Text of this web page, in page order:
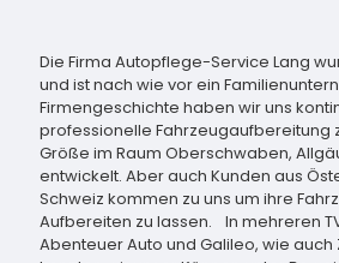
Die Firma Autopflege-Service Lang
und ist nach wie vor ein
Firmengeschichte haben wir uns
professionelle Fahrzeugaufbereitung
Größe im Raum Oberschwaben,
entwickelt. Aber auch Kunden aus
Schweiz kommen zu uns um ihre
Aufbereiten zu lassen. In mehreren
Abenteuer Auto und Galileo, wie